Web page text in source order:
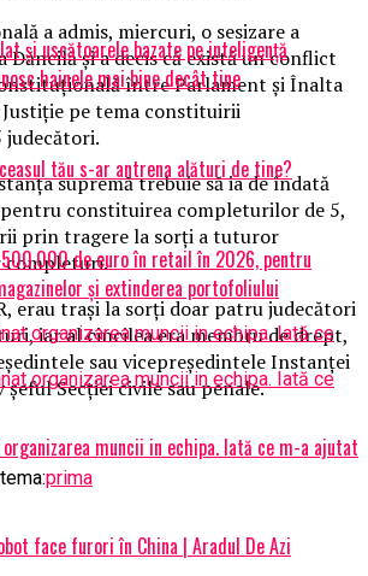
a admis, miercuri, o sesizare a
şi a decis că există un conflict
între Parlament şi Înalta
Justiţie pe tema constituirii
supremă trebuie să ia de îndată
pentru constituirea completurilor de 5,
prin tragere la sorţi a tuturor
completuri.
erau traşi la sorţi doar patru judecători
iar al cincilea era membru de drept,
sau vicepreşedintele Instanţei
Secţiei civile sau penale.
prima
face furori în China | Aradul De Azi
și uscătoarele bazate pe inteligență
hainele mai bine decât tine
tău s-ar antrena alături de tine?
500.000 de euro în retail în 2026, pentru
și extinderea portofoliului
muncii in echipa. Iată ce m-a ajutat